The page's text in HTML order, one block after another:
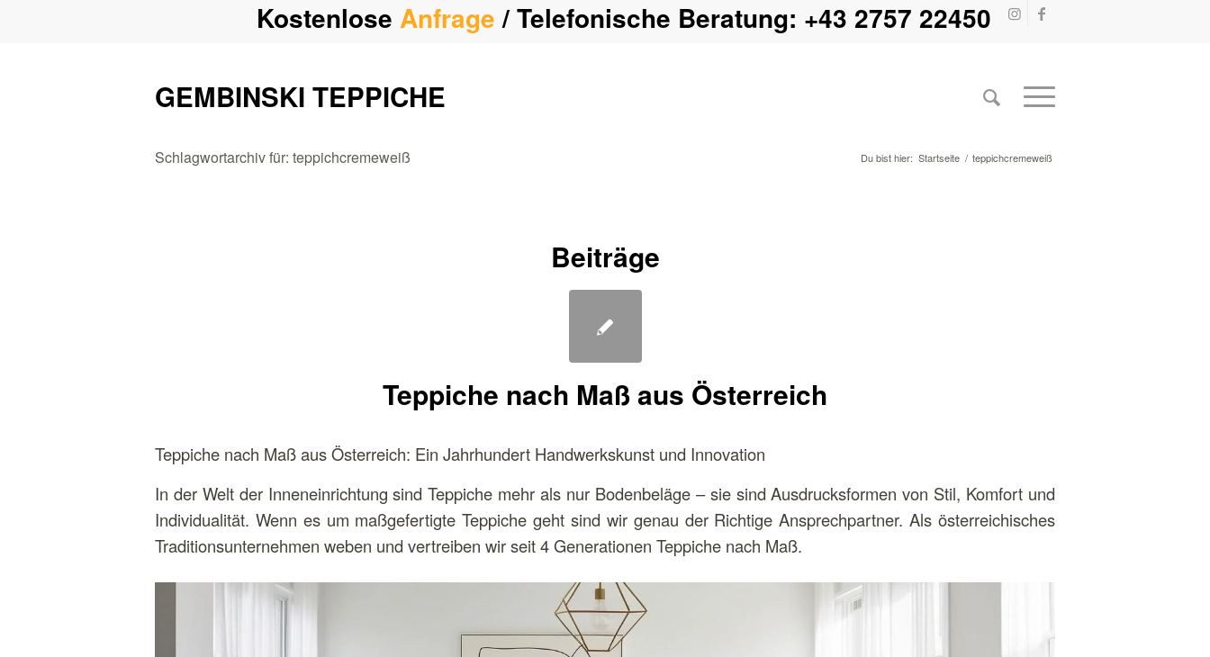
Kostenlose Anfrage/ Telefonische Beratung: +43 2757 22450
GEMBINSKI TEPPICHE
Schlagwortarchiv für: teppichcremeweiß Du bist hier: Startseite / teppichcremeweiß
Beiträge
Teppiche nach Maß aus Österreich
Teppiche nach Maß aus Österreich: Ein Jahrhundert Handwerkskunst und Innovation
In der Welt der Inneneinrichtung sind Teppiche mehr als nur Bodenbeläge – sie sind Ausdrucksformen von Stil, Komfort und
Individualität. Wenn es um maßgefertigte Teppiche geht sind wir genau der Richtige Ansprechpartner. Als österreichisches
Traditionsunternehmen weben und vertreiben wir seit 4 Generationen Teppiche nach Maß.